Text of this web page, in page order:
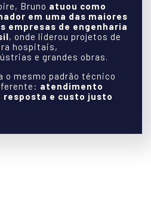
Bruno atuou como
em uma das maiores
empresas de engenharia
, onde liderou projetos de
hospitais,
e grandes obras.
o mesmo padrão técnico
atendimento
resposta e custo justo